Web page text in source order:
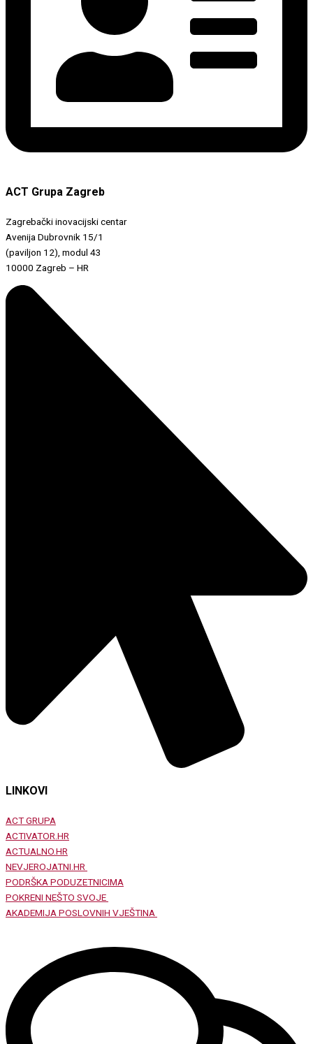
ACT Grupa Zagreb
Zagrebački inovacijski centar
Avenija Dubrovnik 15/1
(paviljon 12), modul 43
10000 Zagreb – HR
LINKOVI
ACT GRUPA
ACTIVATOR.HR
ACTUALNO.HR
NEVJEROJATNI.HR
PODRŠKA PODUZETNICIMA
POKRENI NEŠTO SVOJE
AKADEMIJA POSLOVNIH VJEŠTINA